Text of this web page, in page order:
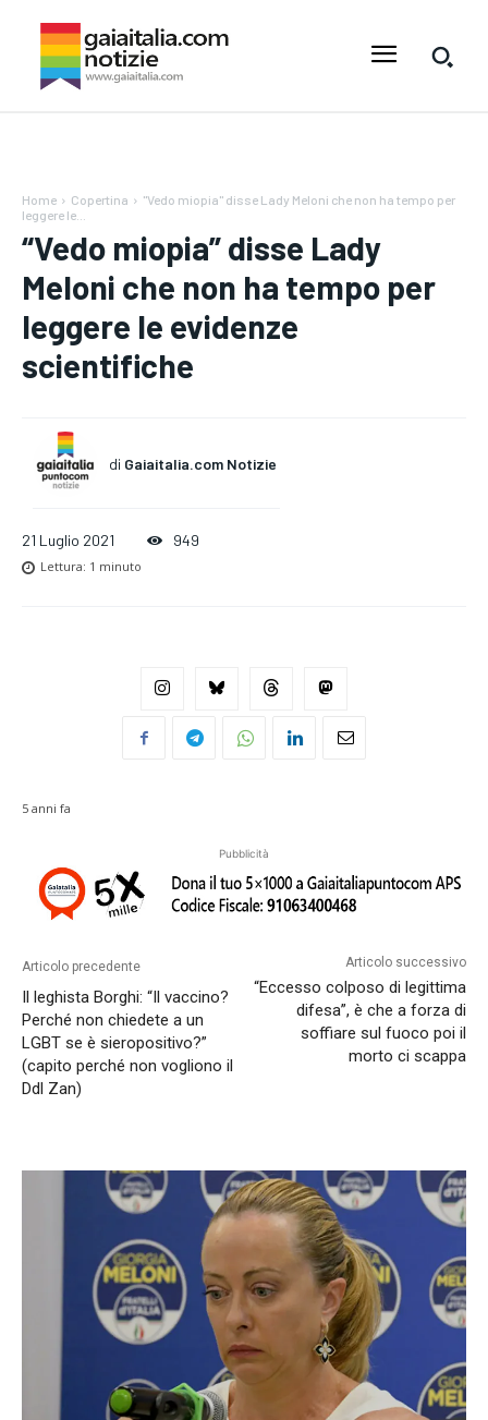
Home Copertina
"Vedo miopia" disse Lady Meloni che non ha tempo per
leggere le...
“Vedo miopia” disse Lady
Meloni che non ha tempo per
leggere le evidenze
scientifiche
di Gaiaitalia.com Notizie
21 Luglio 2021 949
Lettura: 1 minuto
5 anni fa
Pubblicità
Articolo precedente
Il leghista Borghi: “Il vaccino?
Perché non chiedete a un
LGBT se è sieropositivo?”
(capito perché non vogliono il
Ddl Zan)
Articolo successivo
“Eccesso colposo di legittima
difesa”, è che a forza di
soffiare sul fuoco poi il
morto ci scappa